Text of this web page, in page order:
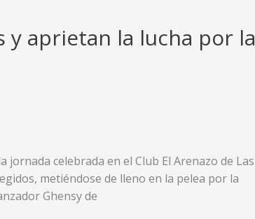
aprietan la lucha por la
celebrada en el Club El Arenazo de Las
metiéndose de lleno en la pelea por la
Ghensy de